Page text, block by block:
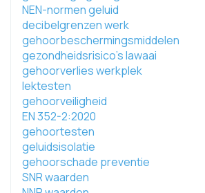
NEN-normen geluid
decibelgrenzen werk
gehoorbeschermingsmiddelen
gezondheidsrisico's lawaai
gehoorverlies werkplek
lektesten
gehoorveiligheid
EN 352-2:2020
gehoortesten
geluidsisolatie
gehoorschade preventie
SNR waarden